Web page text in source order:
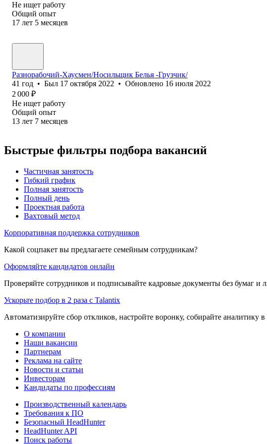
Не ищет работу
Общий опыт
17 лет 5 месяцев
Разнорабочий-Хаусмен/Носильщик Белья -Грузчик/
41 год • Был 17 октября 2022 • Обновлено 16 июля 2022
2 000 ₽
Не ищет работу
Общий опыт
13 лет 7 месяцев
Быстрые фильтры подбора вакансий
Частичная занятость
Гибкий график
Полная занятость
Полный день
Проектная работа
Вахтовый метод
Корпоративная поддержка сотрудников
Какой соцпакет вы предлагаете семейным сотрудникам?
Оформляйте кандидатов онлайн
Проверяйте сотрудников и подписывайте кадровые документы без бумаг и
Ускорьте подбор в 2 раза с Talantix
Автоматизируйте сбор откликов, настройте воронку, собирайте аналитику в
О компании
Наши вакансии
Партнерам
Реклама на сайте
Новости и статьи
Инвесторам
Кандидаты по профессиям
Производственный календарь
Требования к ПО
Безопасный HeadHunter
HeadHunter API
Поиск работы